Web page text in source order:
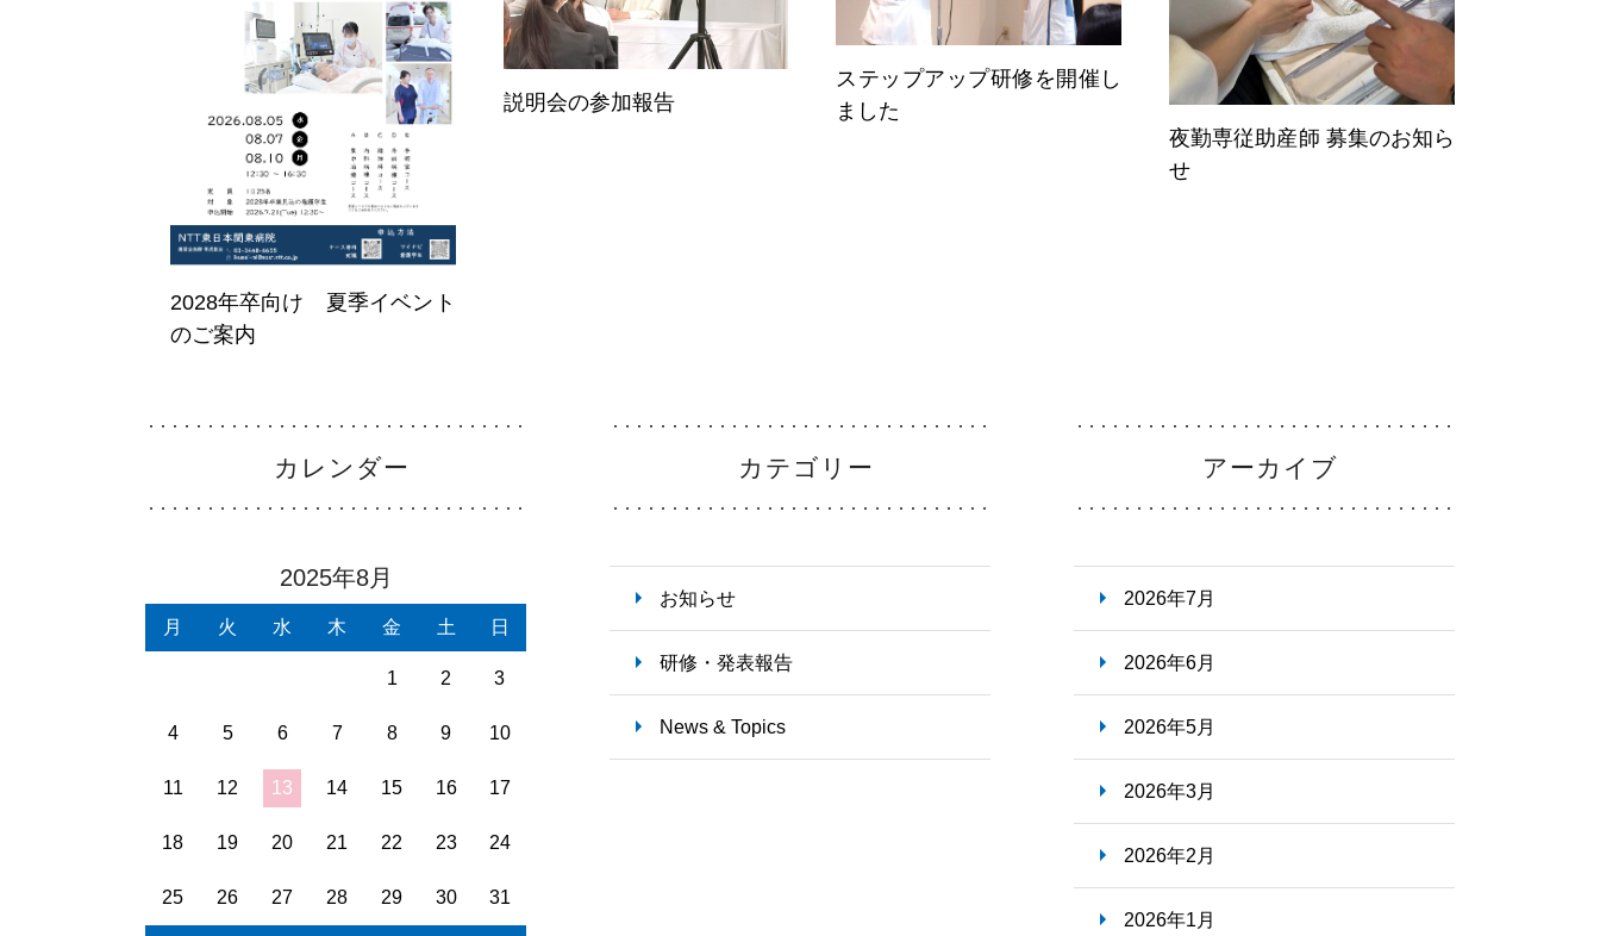
ホーム Home
教育支援体制
看護部の取り組み
お知らせ News
2028年卒向け 夏季イベント
のご案内
説明会の参加報告
ステップアップ研修を開催し
ました
夜勤専従助産師 募集のお知ら
せ
カレンダー
2025年8月
月 火 水 木 金 土 日
1 2 3
4 5 6 7 8 9 10
11 12 13 14 15 16 17
18 19 20 21 22 23 24
25 26 27 28 29 30 31
カテゴリー
お知らせ
研修・発表報告
News & Topics
アーカイブ
2026年7月
2026年6月
2026年5月
2026年3月
2026年2月
2026年1月